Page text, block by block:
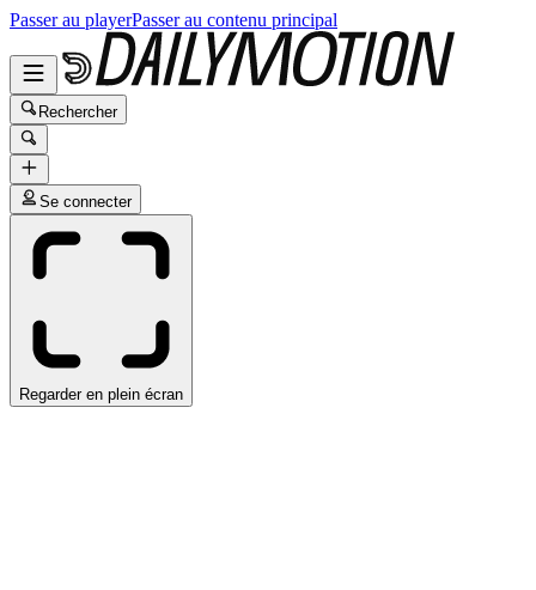
Passer au playerPasser au contenu principal
Rechercher
Se connecter
Regarder en plein écran